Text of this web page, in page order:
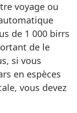
voyage ou
de 1 000 birrs
de le
si vous
en espèces
vous devez